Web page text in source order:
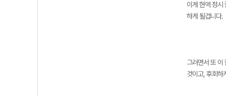
이게 현역 정시
하게 될겁니다.
그러면서 또 이
것이고, 후회하